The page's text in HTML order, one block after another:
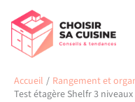
contenu
Accueil
Rangement et
Test étagère Shelfr 3
Rechercher